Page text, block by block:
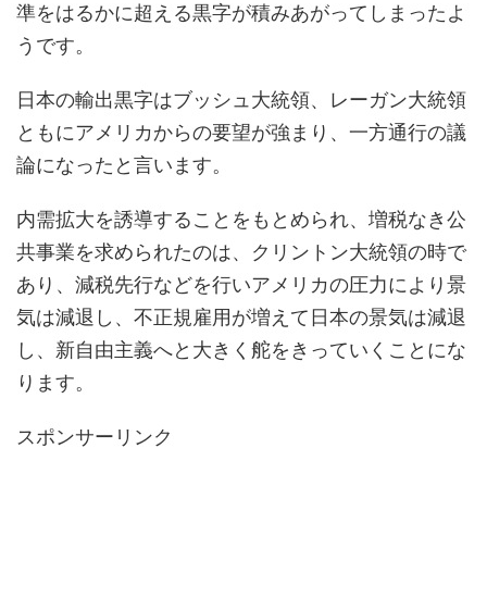
準をはるかに超える黒字が積みあがってしまったよ
うです。
日本の輸出黒字はブッシュ大統領、レーガン大統領
ともにアメリカからの要望が強まり、一方通行の議
論になったと言います。
内需拡大を誘導することをもとめられ、増税なき公
共事業を求められたのは、クリントン大統領の時で
あり、減税先行などを行いアメリカの圧力により景
気は減退し、不正規雇用が増えて日本の景気は減退
し、新自由主義へと大きく舵をきっていくことにな
ります。
スポンサーリンク